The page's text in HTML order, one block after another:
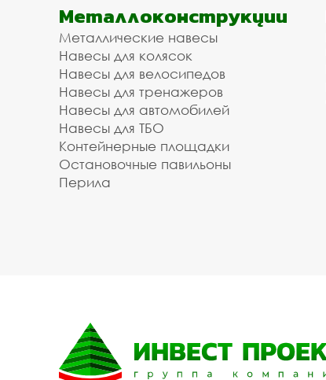
Металлоконструкции
Металлические навесы
Навесы для колясок
Навесы для велосипедов
Навесы для тренажеров
Навесы для автомобилей
Навесы для ТБО
Контейнерные площадки
Остановочные павильоны
Перила